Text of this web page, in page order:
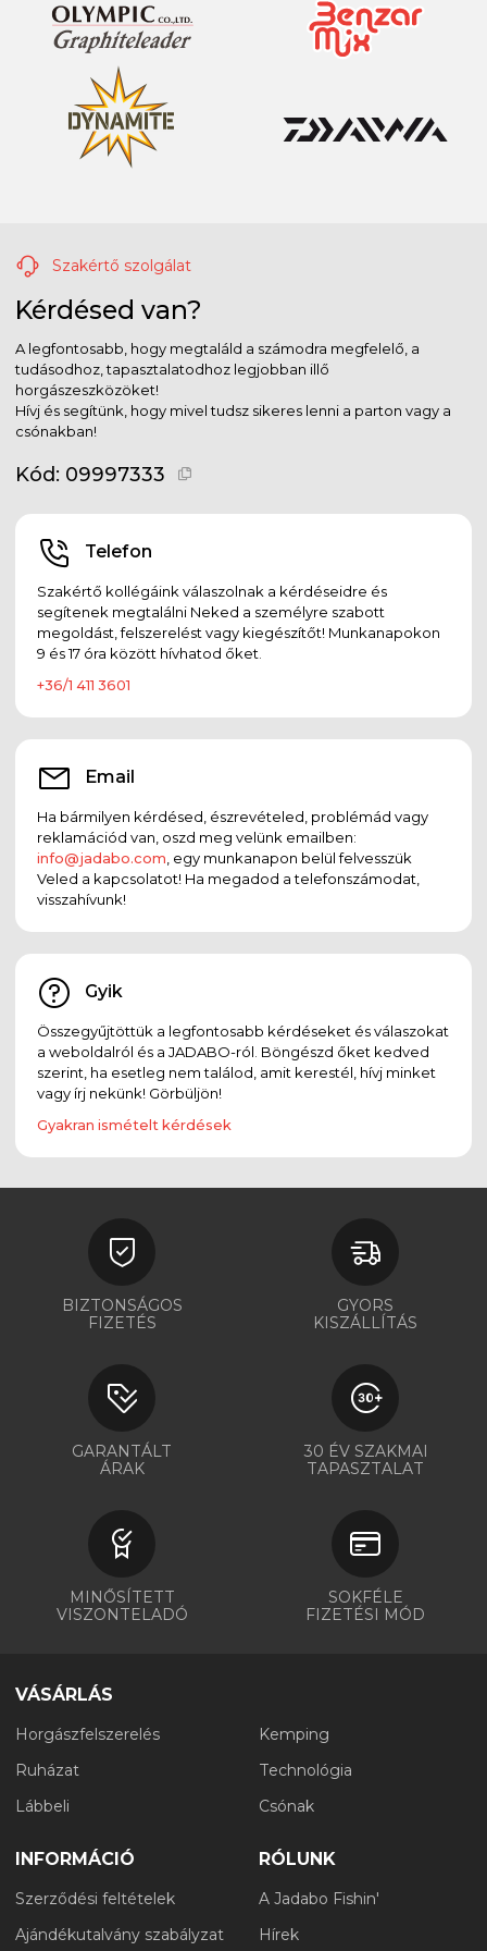
Szakértő szolgálat
Kérdésed van?
A legfontosabb, hogy megtaláld a számodra megfelelő, a
tudásodhoz, tapasztalatodhoz legjobban illő
horgászeszközöket!
Hívj és segítünk, hogy mivel tudsz sikeres lenni a parton vagy a
csónakban!
Kód: 09997333
Telefon
Szakértő kollégáink válaszolnak a kérdéseidre és
segítenek megtalálni Neked a személyre szabott
megoldást, felszerelést vagy kiegészítőt! Munkanapokon
9 és 17 óra között hívhatod őket.
+36/1 411 3601
Email
Ha bármilyen kérdésed, észrevételed, problémád vagy
reklamációd van, oszd meg velünk emailben:
info@jadabo.com , egy munkanapon belül felvesszük
Veled a kapcsolatot! Ha megadod a telefonszámodat,
visszahívunk!
Gyik
Összegyűjtöttük a legfontosabb kérdéseket és válaszokat
a weboldalról és a JADABO-ról. Böngészd őket kedved
szerint, ha esetleg nem találod, amit kerestél, hívj minket
vagy írj nekünk! Görbüljön!
Gyakran ismételt kérdések
BIZTONSÁGOS
FIZETÉS
GYORS
KISZÁLLÍTÁS
GARANTÁLT
ÁRAK
30 ÉV SZAKMAI
TAPASZTALAT
MINŐSÍTETT
VISZONTELADÓ
SOKFÉLE
FIZETÉSI MÓD
VÁSÁRLÁS
Horgászfelszerelés
Ruházat
Lábbeli
Kemping
Technológia
Csónak
INFORMÁCIÓ
Szerződési feltételek
Ajándékutalvány szabályzat
RÓLUNK
A Jadabo Fishin'
Hírek